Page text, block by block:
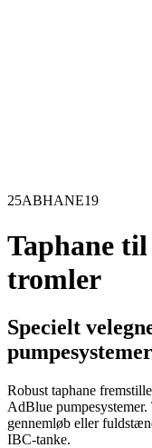
25ABHANE19
Taphane
tromler
Specielt
pumpesystemer
Robust taphane
AdBlue
gennemløb eller
IBC-tanke.